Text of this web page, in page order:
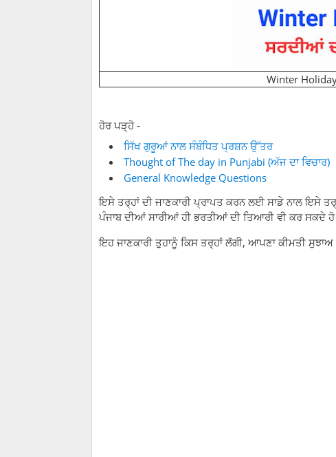
Winter
ਹੋਰ ਪੜ੍ਹੋ -
ਸਿੱਖ ਗੁਰੂਆਂ ਨਾਲ ਸੰਬੰਧਿਤ ਪ੍ਰਸ਼ਨ ਉੱਤਰ
Thought of The day in Punjabi (ਅੱਜ ਦਾ ਵਿਚਾਰ)
General Knowledge Questions
ਇਸੇ ਤਰ੍ਹਾਂ ਦੀ ਜਾਣਕਾਰੀ ਪ੍ਰਾਪਤ ਕਰਨ ਲਈ ਸਾਡੇ ਨਾਲ ਇਸੇ
ਪੰਜਾਬ ਦੀਆਂ ਸਾਰੀਆਂ ਹੀ ਭਰਤੀਆਂ ਦੀ ਤਿਆਰੀ ਵੀ ਕਰ ਸਕਦੇ
ਇਹ ਜਾਣਕਾਰੀ ਤੁਹਾਨੂੰ ਕਿਸ ਤਰ੍ਹਾਂ ਲੱਗੀ, ਆਪਣਾ ਕੀਮਤੀ ਸੁਝਾਅ